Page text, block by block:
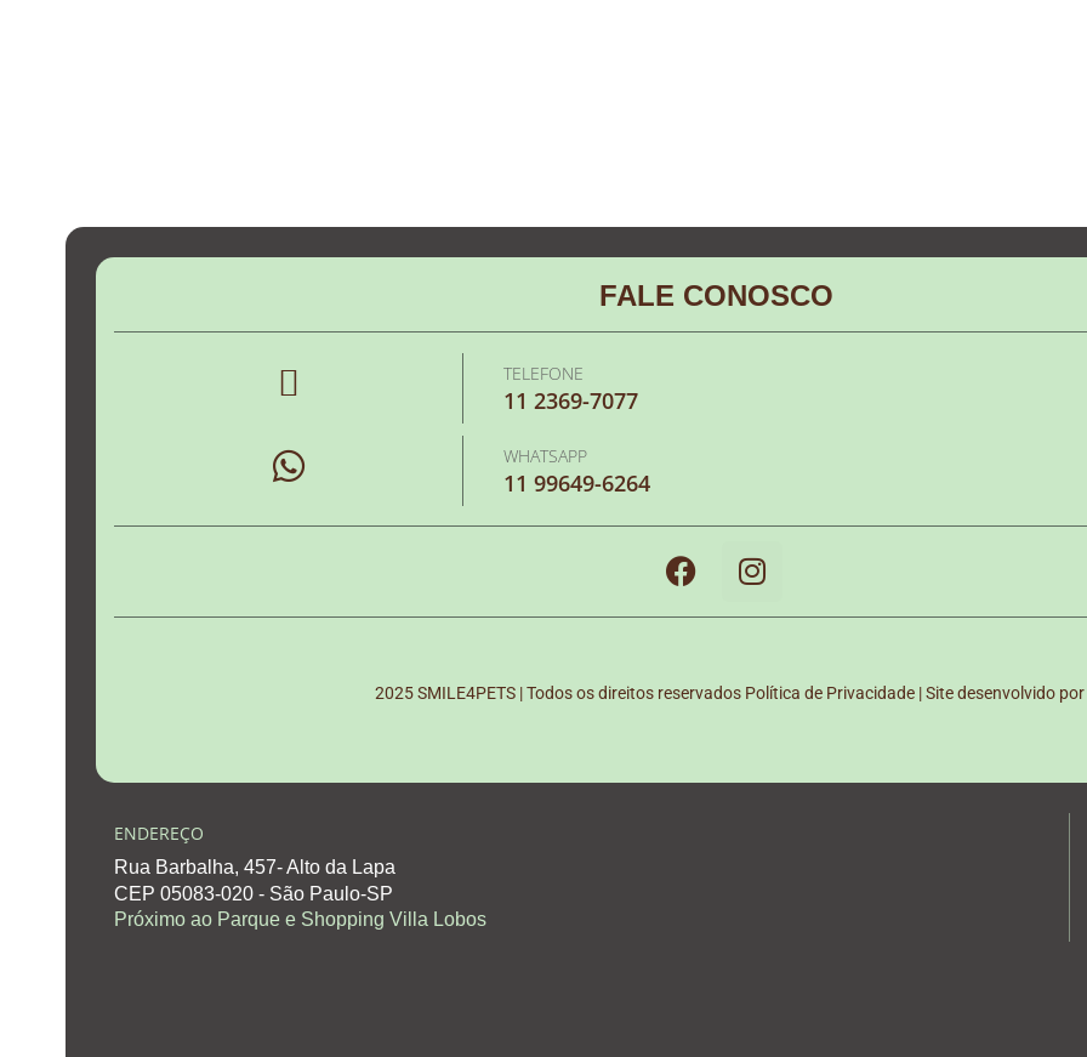
FALE CONOSCO
TELEFONE
11 2369-7077
WHATSAPP
11 99649-6264
2025 SMILE4PETS | Todos os direitos reservados Política de Privacidade | Site desenvolvido por
ENDEREÇO
Rua Barbalha, 457- Alto da Lapa
CEP 05083-020 - São Paulo-SP
Próximo ao Parque e Shopping Villa Lobos